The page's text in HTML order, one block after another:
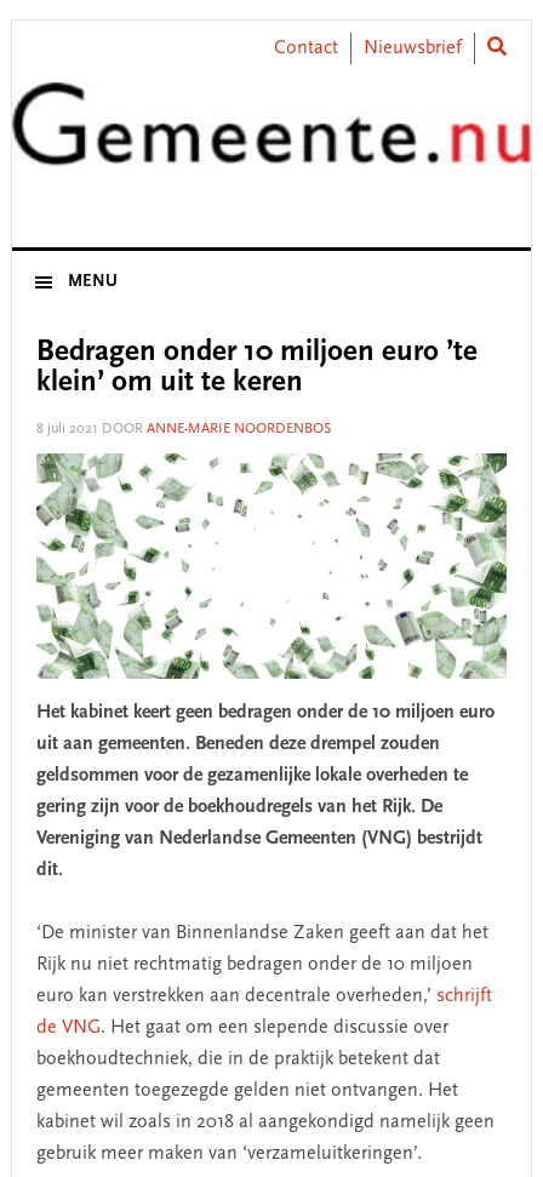
Skip
primary
navigation
Skip
content
Skip
primary
sidebar
Skip
footer
Contact Nieuwsbrief
MENU
Bedragen onder 10 miljoen euro ’te
klein’ om uit te keren
8 juli 2021 DOOR ANNE-MARIE NOORDENBOS
Het kabinet keert geen bedragen onder de 10 miljoen euro
uit aan gemeenten. Beneden deze drempel zouden
geldsommen voor de gezamenlijke lokale overheden te
gering zijn voor de boekhoudregels van het Rijk. De
Vereniging van Nederlandse Gemeenten (VNG) bestrijdt
dit.
‘De minister van Binnenlandse Zaken geeft aan dat het
Rijk nu niet rechtmatig bedragen onder de 10 miljoen
euro kan verstrekken aan decentrale overheden,’ schrijft
de VNG. Het gaat om een slepende discussie over
boekhoudtechniek, die in de praktijk betekent dat
gemeenten toegezegde gelden niet ontvangen. Het
kabinet wil zoals in 2018 al aangekondigd namelijk geen
gebruik meer maken van ‘verzameluitkeringen’.